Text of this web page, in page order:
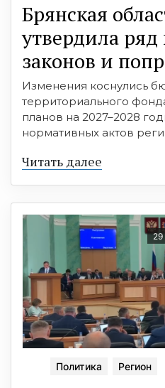
Брянская
утвердила
законов и
Изменения коснулись
территориального
планов на 2027–2028
нормативных актов
Читать далее
29
Политика Регион